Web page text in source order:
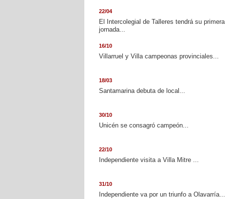
22/04
El Intercolegial de Talleres tendrá su primera
jornada...
16/10
Villarruel y Villa campeonas provinciales...
18/03
Santamarina debuta de local...
30/10
Unicén se consagró campeón...
22/10
Independiente visita a Villa Mitre ...
31/10
Independiente va por un triunfo a Olavarría...